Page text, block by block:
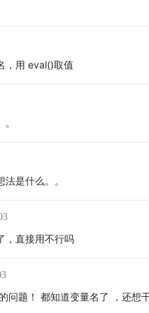
，用 eval()取值
是什么。。
，直接用不行吗
问题！ 都知道变量名了 ，还想